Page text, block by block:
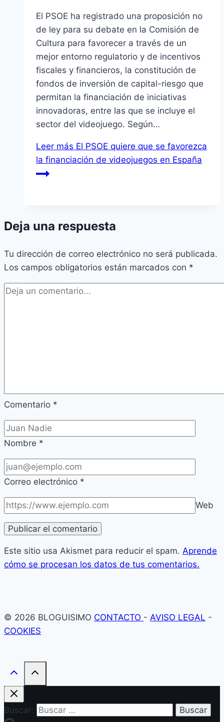
El PSOE ha registrado una proposición no
de ley para su debate en la Comisión de
Cultura para favorecer a través de un
mejor entorno regulatorio y de incentivos
fiscales y financieros, la constitución de
fondos de inversión de capital-riesgo que
permitan la financiación de iniciativas
innovadoras, entre las que se incluye el
sector del videojuego. Según…
Leer más El PSOE quiere que se favorezca
la financiación de videojuegos en España
Deja una respuesta
Tu dirección de correo electrónico no será publicada.
Los campos obligatorios están marcados con *
Comentario *
Nombre *
Correo electrónico *
Web
Este sitio usa Akismet para reducir el spam. Aprende
cómo se procesan los datos de tus comentarios.
© 2026 BLOGUISIMO CONTACTO - AVISO LEGAL -
COOKIES
Buscar: